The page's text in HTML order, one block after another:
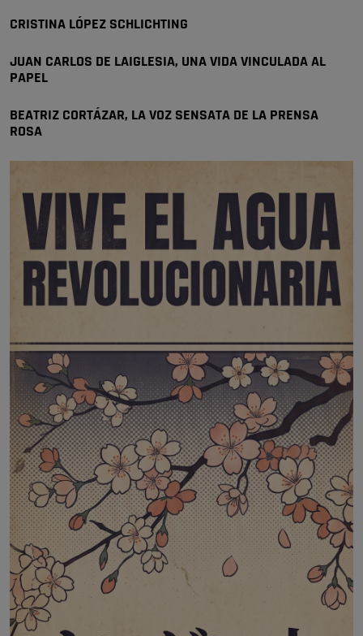
🔴 EXCLUSIVA | El comisario de la …
se va porke no tiene piscina 🤪🤪🤪
🔴 EXCLUSIVA | El comisario de la …
CRISTINA LÓPEZ SCHLICHTING
JUAN CARLOS DE LAIGLESIA, UNA VIDA VINCULADA AL
PAPEL
BEATRIZ CORTÁZAR, LA VOZ SENSATA DE LA PRENSA
ROSA